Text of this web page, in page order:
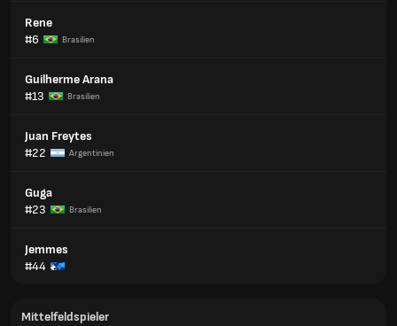
Rene
#6
Brasilien
Guilherme Arana
#13
Brasilien
Juan Freytes
#22
Argentinien
Guga
#23
Brasilien
Jemmes
#44
Mittelfeldspieler